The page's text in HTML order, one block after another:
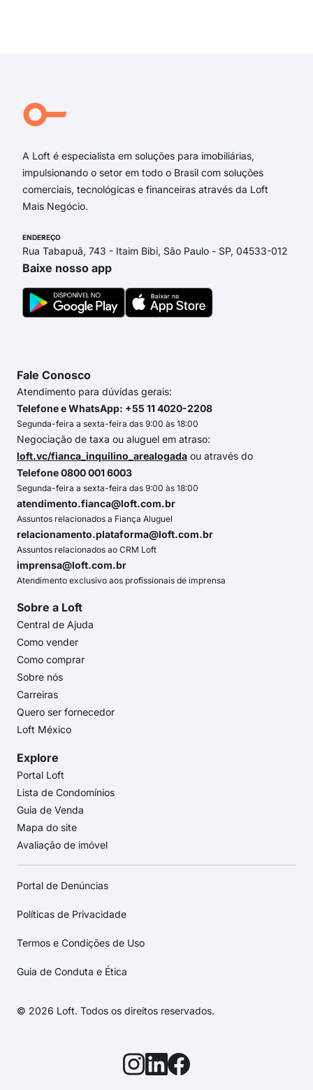
A Loft é especialista em soluções para imobiliárias,
impulsionando o setor em todo o Brasil com soluções
comerciais, tecnológicas e financeiras através da Loft
Mais Negócio.
ENDEREÇO
Rua Tabapuã, 743 - Itaim Bibi, São Paulo - SP, 04533-012
Baixe nosso app
Fale Conosco
Atendimento para dúvidas gerais:
Telefone e WhatsApp: +55 11 4020-2208
Segunda-feira a sexta-feira das 9:00 às 18:00
Negociação de taxa ou aluguel em atraso:
loft.vc/fianca_inquilino_arealogada ou através do
Telefone 0800 001 6003
Segunda-feira a sexta-feira das 9:00 às 18:00
atendimento.fianca@loft.com.br
Assuntos relacionados a Fiança Aluguel
relacionamento.plataforma@loft.com.br
Assuntos relacionados ao CRM Loft
imprensa@loft.com.br
Atendimento exclusivo aos profissionais de imprensa
Sobre a Loft
Central de Ajuda
Como vender
Como comprar
Sobre nós
Carreiras
Quero ser fornecedor
Loft México
Explore
Portal Loft
Lista de Condomínios
Guia de Venda
Mapa do site
Avaliação de imóvel
Portal de Denúncias
Políticas de Privacidade
Termos e Condições de Uso
Guia de Conduta e Ética
© 2026 Loft. Todos os direitos reservados.